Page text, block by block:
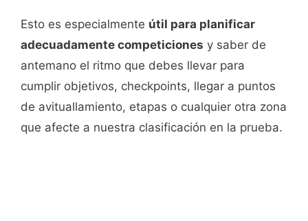
Esto es especialmente útil para planificar
adecuadamente competiciones y saber de
antemano el ritmo que debes llevar para
cumplir objetivos, checkpoints, llegar a puntos
de avituallamiento, etapas o cualquier otra zona
que afecte a nuestra clasificación en la prueba.